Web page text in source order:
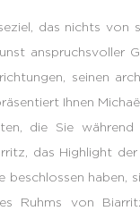
das nichts von
anspruchsvoller
seinen
Ihnen
die Sie
das Highlight
beschlossen haben,
Ruhms von